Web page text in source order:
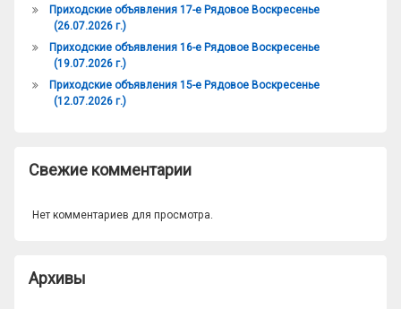
Приходские объявления 17-е Рядовое Воскресенье
(26.07.2026 г.)
Приходские объявления 16-е Рядовое Воскресенье
(19.07.2026 г.)
Приходские объявления 15-е Рядовое Воскресенье
(12.07.2026 г.)
Свежие комментарии
Нет комментариев для просмотра.
Архивы